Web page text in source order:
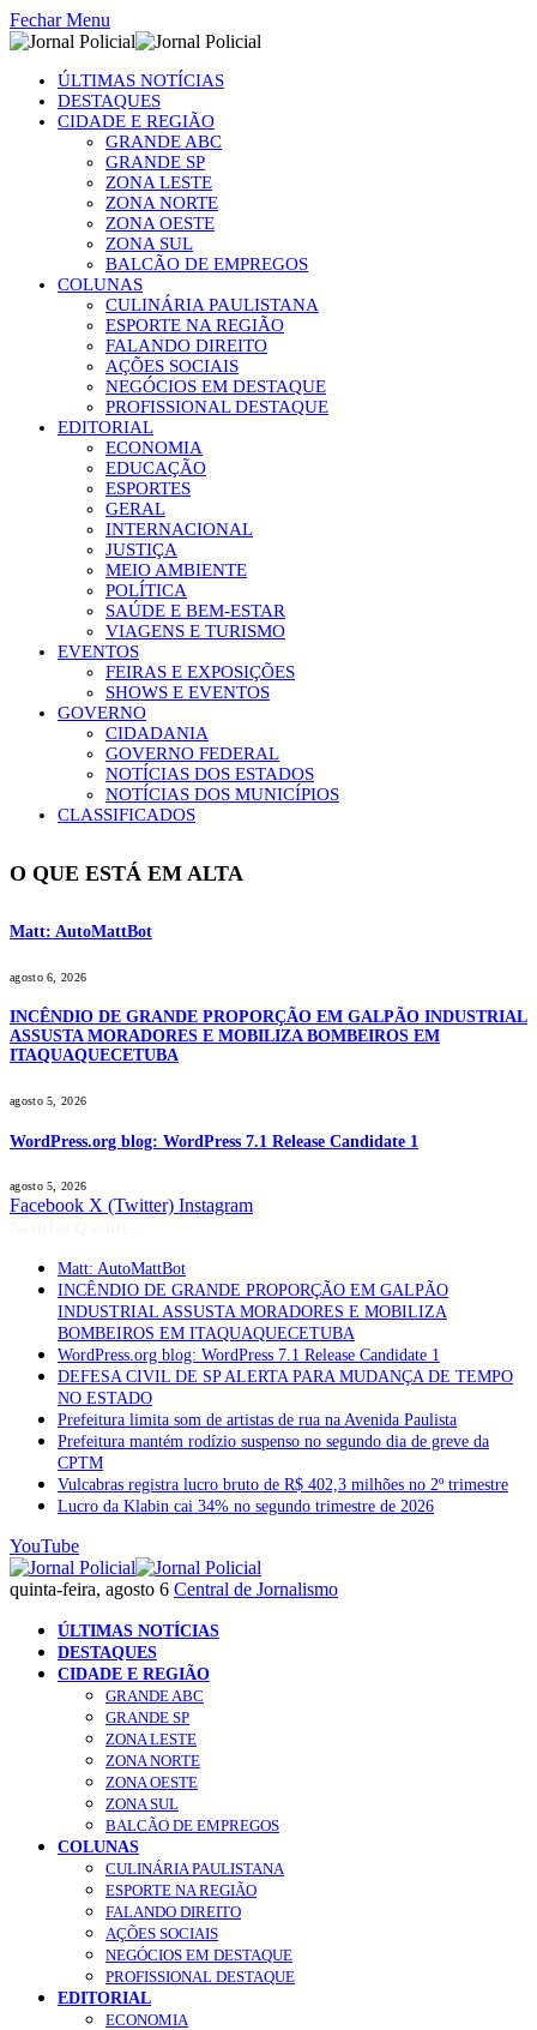
Fechar Menu
ÚLTIMAS NOTÍCIAS
DESTAQUES
CIDADE E REGIÃO
GRANDE ABC
GRANDE SP
ZONA LESTE
ZONA NORTE
ZONA OESTE
ZONA SUL
BALCÃO DE EMPREGOS
COLUNAS
CULINÁRIA PAULISTANA
ESPORTE NA REGIÃO
FALANDO DIREITO
AÇÕES SOCIAIS
NEGÓCIOS EM DESTAQUE
PROFISSIONAL DESTAQUE
EDITORIAL
ECONOMIA
EDUCAÇÃO
ESPORTES
GERAL
INTERNACIONAL
JUSTIÇA
MEIO AMBIENTE
POLÍTICA
SAÚDE E BEM-ESTAR
VIAGENS E TURISMO
EVENTOS
FEIRAS E EXPOSIÇÕES
SHOWS E EVENTOS
GOVERNO
CIDADANIA
GOVERNO FEDERAL
NOTÍCIAS DOS ESTADOS
NOTÍCIAS DOS MUNICÍPIOS
CLASSIFICADOS
O QUE ESTÁ EM ALTA
Matt: AutoMattBot
agosto 6, 2026
INCÊNDIO DE GRANDE PROPORÇÃO EM GALPÃO INDUSTRIAL
ASSUSTA MORADORES E MOBILIZA BOMBEIROS EM
ITAQUAQUECETUBA
agosto 5, 2026
WordPress.org blog: WordPress 7.1 Release Candidate 1
agosto 5, 2026
Facebook X (Twitter) Instagram
Matt: AutoMattBot
INCÊNDIO DE GRANDE PROPORÇÃO EM GALPÃO
INDUSTRIAL ASSUSTA MORADORES E MOBILIZA
BOMBEIROS EM ITAQUAQUECETUBA
WordPress.org blog: WordPress 7.1 Release Candidate 1
DEFESA CIVIL DE SP ALERTA PARA MUDANÇA DE TEMPO
NO ESTADO
Prefeitura limita som de artistas de rua na Avenida Paulista
Prefeitura mantém rodízio suspenso no segundo dia de greve da
CPTM
Vulcabras registra lucro bruto de R$ 402,3 milhões no 2º trimestre
Lucro da Klabin cai 34% no segundo trimestre de 2026
YouTube
quinta-feira, agosto 6 Central de Jornalismo
ÚLTIMAS NOTÍCIAS
DESTAQUES
CIDADE E REGIÃO
GRANDE ABC
GRANDE SP
ZONA LESTE
ZONA NORTE
ZONA OESTE
ZONA SUL
BALCÃO DE EMPREGOS
COLUNAS
CULINÁRIA PAULISTANA
ESPORTE NA REGIÃO
FALANDO DIREITO
AÇÕES SOCIAIS
NEGÓCIOS EM DESTAQUE
PROFISSIONAL DESTAQUE
EDITORIAL
ECONOMIA